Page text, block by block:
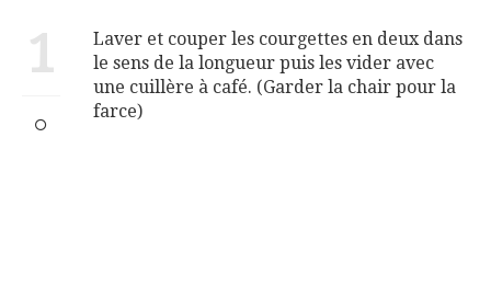
1
Laver et couper les courgettes en deux dans
le sens de la longueur puis les vider avec
une cuillère à café. (Garder la chair pour la
farce)